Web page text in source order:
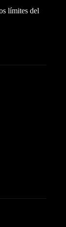
límites del